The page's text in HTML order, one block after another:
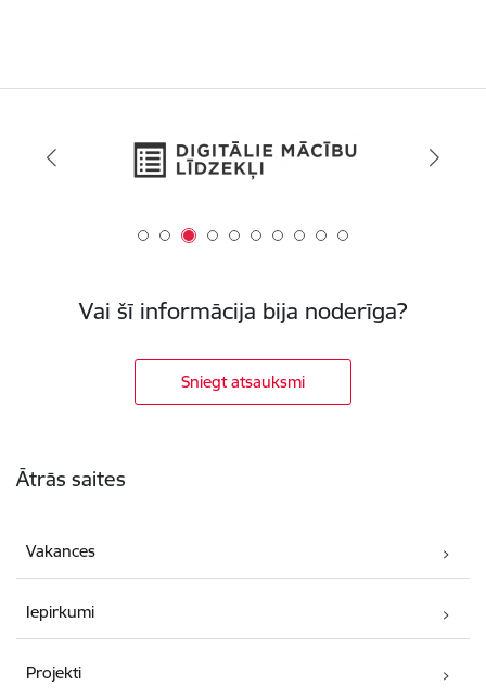
Vai šī informācija bija noderīga?
Sniegt atsauksmi
Ātrās saites
Vakances
Iepirkumi
Projekti